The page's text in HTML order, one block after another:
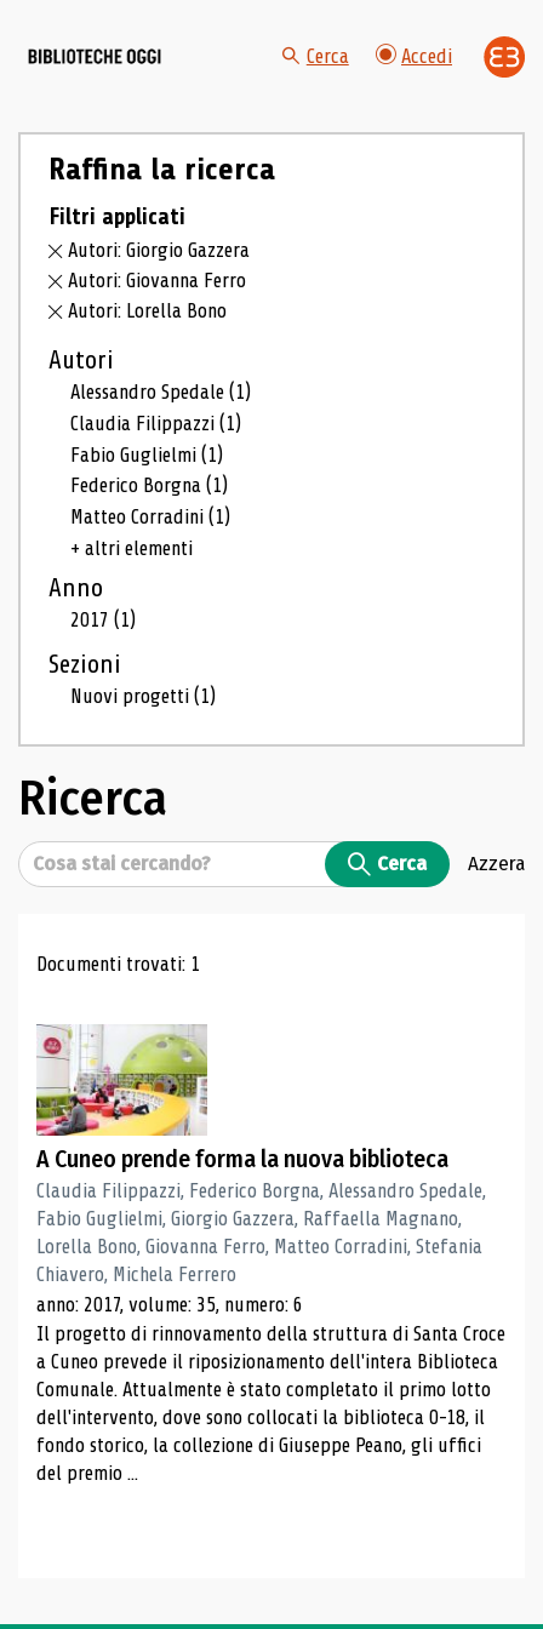
Cerca Accedi
Raffina la ricerca
Filtri applicati
Autori: Giorgio Gazzera
Autori: Giovanna Ferro
Autori: Lorella Bono
Autori
Alessandro Spedale(1)
Claudia Filippazzi(1)
Fabio Guglielmi(1)
Federico Borgna(1)
Matteo Corradini(1)
+ altri elementi
Anno
2017(1)
Sezioni
Nuovi progetti(1)
Ricerca
Cerca Cerca Azzera
Risultati di ricerca
Documenti trovati: 1
A Cuneo prende forma la nuova biblioteca
Claudia Filippazzi, Federico Borgna, Alessandro Spedale,
Fabio Guglielmi, Giorgio Gazzera, Raffaella Magnano,
Lorella Bono, Giovanna Ferro, Matteo Corradini, Stefania
Chiavero, Michela Ferrero
anno: 2017, volume: 35, numero: 6
Il progetto di rinnovamento della struttura di Santa Croce
a Cuneo prevede il riposizionamento dell'intera Biblioteca
Comunale. Attualmente è stato completato il primo lotto
dell'intervento, dove sono collocati la biblioteca 0-18, il
fondo storico, la collezione di Giuseppe Peano, gli uffici
del premio ...